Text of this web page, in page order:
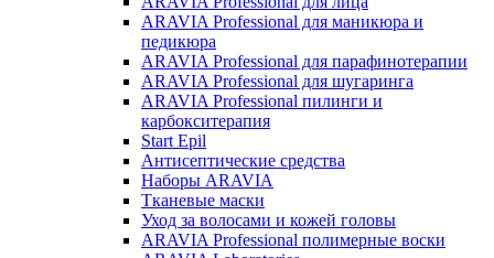
ARAVIA Professional для маникюра и
педикюра
ARAVIA Professional для парафинотерапии
ARAVIA Professional для шугаринга
ARAVIA Professional пилинги и
карбокситерапия
Start Epil
Антисептические средства
Наборы ARAVIA
Тканевые маски
Уход за волосами и кожей головы
ARAVIA Professional полимерные воски